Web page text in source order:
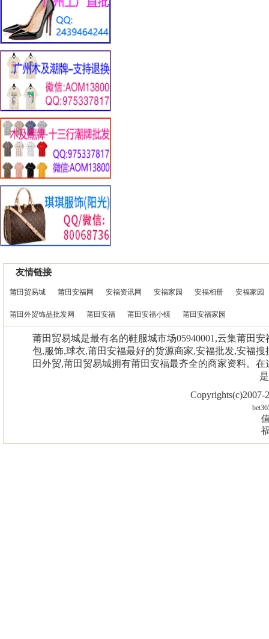
友情链接
莆田贸易城 莆田安福网 安福资讯网 安福家园 安福相册 安福家园
莆田外贸饰品批发网 莆田安福 莆田安福小镇 莆田安福家园
莆田贸易城是最有名的鞋服城市场05940001,云集莆田
包,服饰,球衣,莆田安福最好的货源商家,安福批发,安福
田外贸,莆田贸易城拥有莆田安福最齐全的商家资料。